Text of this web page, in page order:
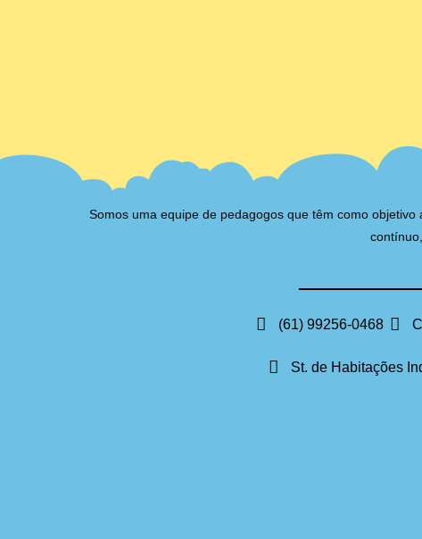
Somos uma equipe de pedagogos que têm como
(61) 99256-0468
St. de Habitações